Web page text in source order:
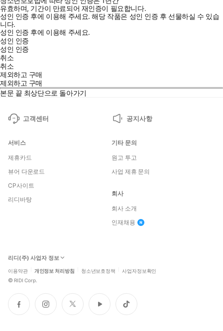
유효하며, 기간이 만료되어 재인증이 필요합니다.
성인 인증 후에 이용해 주세요.해당 작품은 성인 인증 후 선물하실 수 있습
니다.
성인 인증 후에 이용해 주세요.
성인 인증
성인 인증
취소
취소
제외하고 구매
제외하고 구매
본문 끝 최상단으로 돌아가기
고객센터 공지사항
서비스
제휴카드
뷰어 다운로드
CP사이트
리디바탕
기타 문의
원고 투고
사업 제휴 문의
회사
회사 소개
인재채용
리디(주) 사업자 정보
이용약관 개인정보 처리방침 청소년보호정책 사업자정보확인
© RIDI Corp.
페
이
인
스
트
위
유
튜
틱
톡